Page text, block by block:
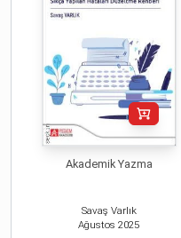
Akademik Yazma
Savaş Varlık
Ağustos 2025